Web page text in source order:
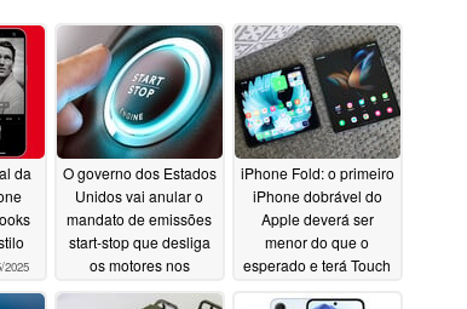
da
2025
O governo dos Estados
Unidos vai anular o
mandato de emissões
start-stop que desliga
os motores nos
05/15/2025
iPhone Fold: o primeiro
iPhone dobrável do
Apple deverá ser
menor do que o
esperado e terá Touch